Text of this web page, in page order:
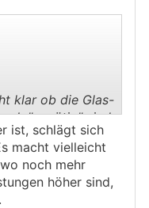
klar ob die Glas-
"unnötig" sind
soll. Ev
geben.
ist, schlägt sich
macht vielleicht
noch mehr
höher sind,